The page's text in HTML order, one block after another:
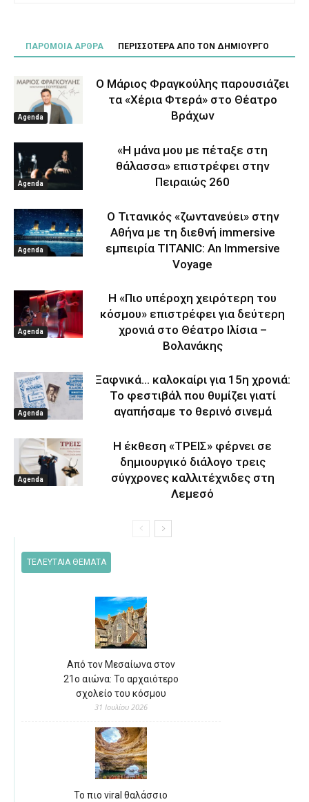
ΠΑΡΟΜΟΙΑ ΑΡΘΡΑ ΠΕΡΙΣΣΟΤΕΡΑ ΑΠΟ ΤΟΝ ΔΗΜΙΟΥΡΓΟ
Agenda
Ο Μάριος Φραγκούλης παρουσιάζει
τα «Χέρια Φτερά» στο Θέατρο
Βράχων
Agenda
«Η μάνα μου με πέταξε στη
θάλασσα» επιστρέφει στην
Πειραιώς 260
Agenda
Ο Τιτανικός «ζωντανεύει» στην
Αθήνα με τη διεθνή immersive
εμπειρία TITANIC: An Immersive
Voyage
Agenda
Η «Πιο υπέροχη χειρότερη του
κόσμου» επιστρέφει για δεύτερη
χρονιά στο Θέατρο Ιλίσια –
Βολανάκης
Agenda
Ξαφνικά… καλοκαίρι για 15η χρονιά:
Το φεστιβάλ που θυμίζει γιατί
αγαπήσαμε το θερινό σινεμά
Agenda
Η έκθεση «ΤΡΕΙΣ» φέρνει σε
δημιουργικό διάλογο τρεις
σύγχρονες καλλιτέχνιδες στη
Λεμεσό
ΤΕΛΕΥΤΑΙΑ ΘΕΜΑΤΑ
Από τον Μεσαίωνα στον
21ο αιώνα: Το αρχαιότερο
σχολείο του κόσμου
31 Ιουλίου 2026
Το πιο viral θαλάσσιο